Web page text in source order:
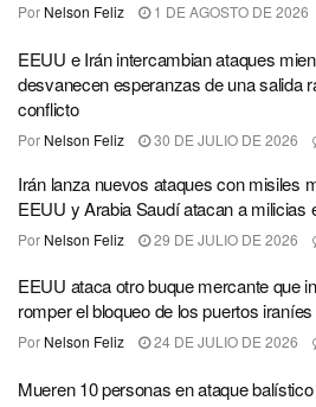
Por Nelson Feliz 1 DE AGOSTO DE 2026
EEUU e Irán intercambian ataques
desvanecen esperanzas de una salida
conflicto
Por Nelson Feliz 30 DE JULIO DE 2026
Irán lanza nuevos ataques con misiles
EEUU y Arabia Saudí atacan a milicias
Por Nelson Feliz 29 DE JULIO DE 2026
EEUU ataca otro buque mercante que
romper el bloqueo de los puertos iraníes
Por Nelson Feliz 24 DE JULIO DE 2026
Mueren 10 personas en ataque